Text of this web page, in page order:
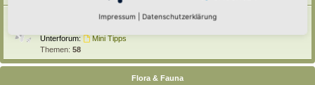
Selber machen
Unterforum:
Mini Tipps
Themen: 58
Flora & Fauna
Impressum Datenschutzerklärung